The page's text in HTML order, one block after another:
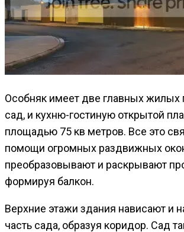
Особняк имеет две главных жилых
сад, и кухню-гостиную открытой
площадью 75 кв метров. Все это
помощи огромных раздвижных
преобразовывают и раскрывают
формируя балкон.
Верхние этажи здания нависают и
часть сада, образуя коридор. Сад